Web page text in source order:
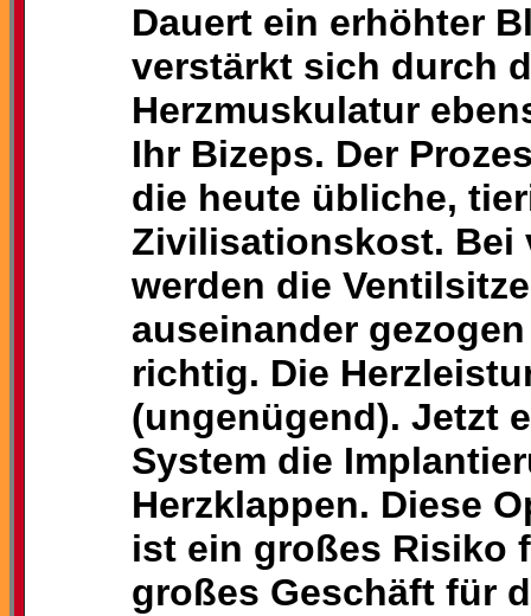
Dauert ein erhöhter
verstärkt sich durch
Herzmuskulatur
Ihr Bizeps. Der
die heute übliche,
Zivilisationskost. Bei
werden die
auseinander
richtig. Die
(ungenügend). Jetzt
System die
Herzklappen. Diese
ist ein großes Risiko
großes Geschäft für